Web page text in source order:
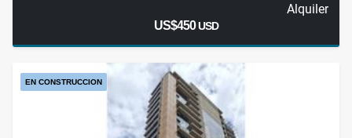
Alquiler
US$450USD
EN CONSTRUCCION